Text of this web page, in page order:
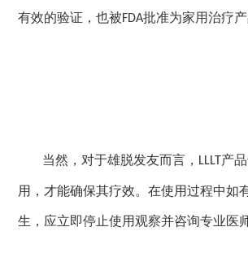
有效的验证，也被FDA批准为家用治疗产
当然，对于雄脱发友而言， LLLT 产
用，才能确保其疗效。在使用过程中如
生，应立即停止使用观察并咨询专业医